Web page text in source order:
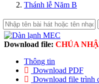
Thánh lễ Năm B
Download file: CHÚA
Thông tin
Download PDF
Download file trình